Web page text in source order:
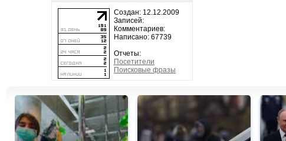
Создан: 12.12.2009
Записей:
Комментариев:
Написано: 67739
Отчеты:
Посетители
Поисковые фразы